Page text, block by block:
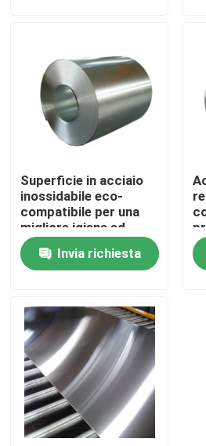
Contatti
Prodotti
Video
Bobina di acciaio inossidabile
Piatto dello strato di acciaio
strato decorativo di acciaio
Acciaio inossidabile
Superficie in acciaio
inossidabile eco-
compatibile per una
migliore igiene ed
estetica
Invia richiesta